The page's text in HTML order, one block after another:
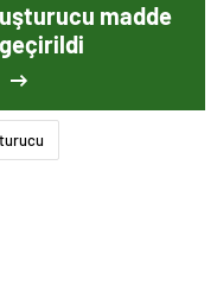
madde